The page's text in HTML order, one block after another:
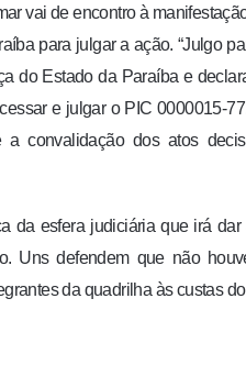
vai de encontro à
para julgar a ação. “Julgo
do Estado da Paraíba e
e julgar o PIC 0000015-
a convalidação dos atos
da esfera judiciária que irá
Uns defendem que não
da quadrilha às custas